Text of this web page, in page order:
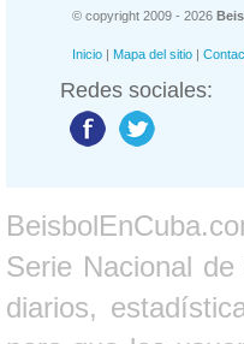
© copyright 2009 - 2026
Inicio | Mapa del sitio |
Redes sociales:
Serie Nacional
diarios,